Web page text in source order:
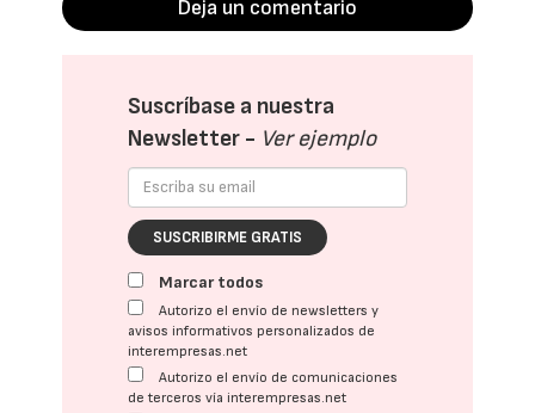
Deja un comentario
Suscríbase a nuestra
Newsletter - Ver ejemplo
SUSCRIBIRME GRATIS
Marcar todos
Autorizo el envío de newsletters y
avisos informativos personalizados de
interempresas.net
Autorizo el envío de comunicaciones
de terceros vía interempresas.net